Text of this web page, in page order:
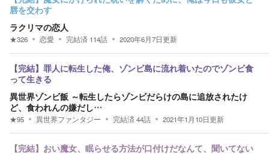
唇を交わす
ラクリマの恋人
★326 恋愛 完結済 114話 2020年6月7日更新
【完結】罪人に転生した俺、ゾンビ島に流れ着いたのでゾンビ食
って生きる
異世界ゾンビ飯 ～転生したらゾンビだらけの島に追放されたけ
ど、食われんの嫌だし…
★95 異世界ファンタジー 完結済44話 2021年1月10日更新
【完結】おい魔女、眠らせる方法が口付けだなんて、聞いてない